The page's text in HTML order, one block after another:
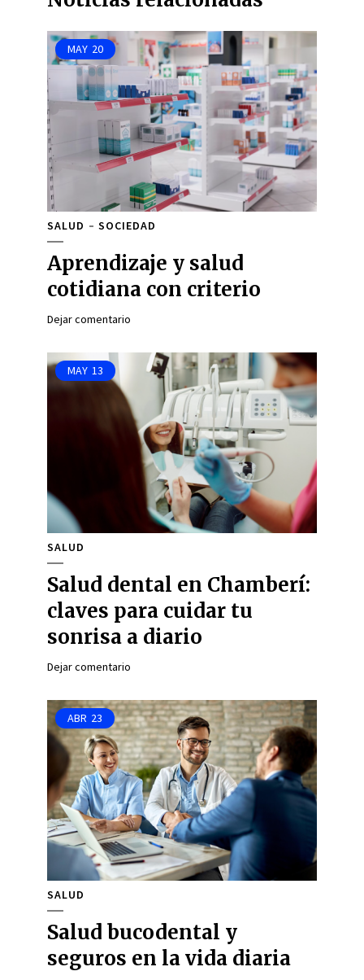
MAY 20
SALUD SOCIEDAD
Aprendizaje y salud
cotidiana con criterio
Dejar comentario
MAY 13
SALUD
Salud dental en Chamberí:
claves para cuidar tu
sonrisa a diario
Dejar comentario
ABR 23
SALUD
Salud bucodental y
seguros en la vida diaria